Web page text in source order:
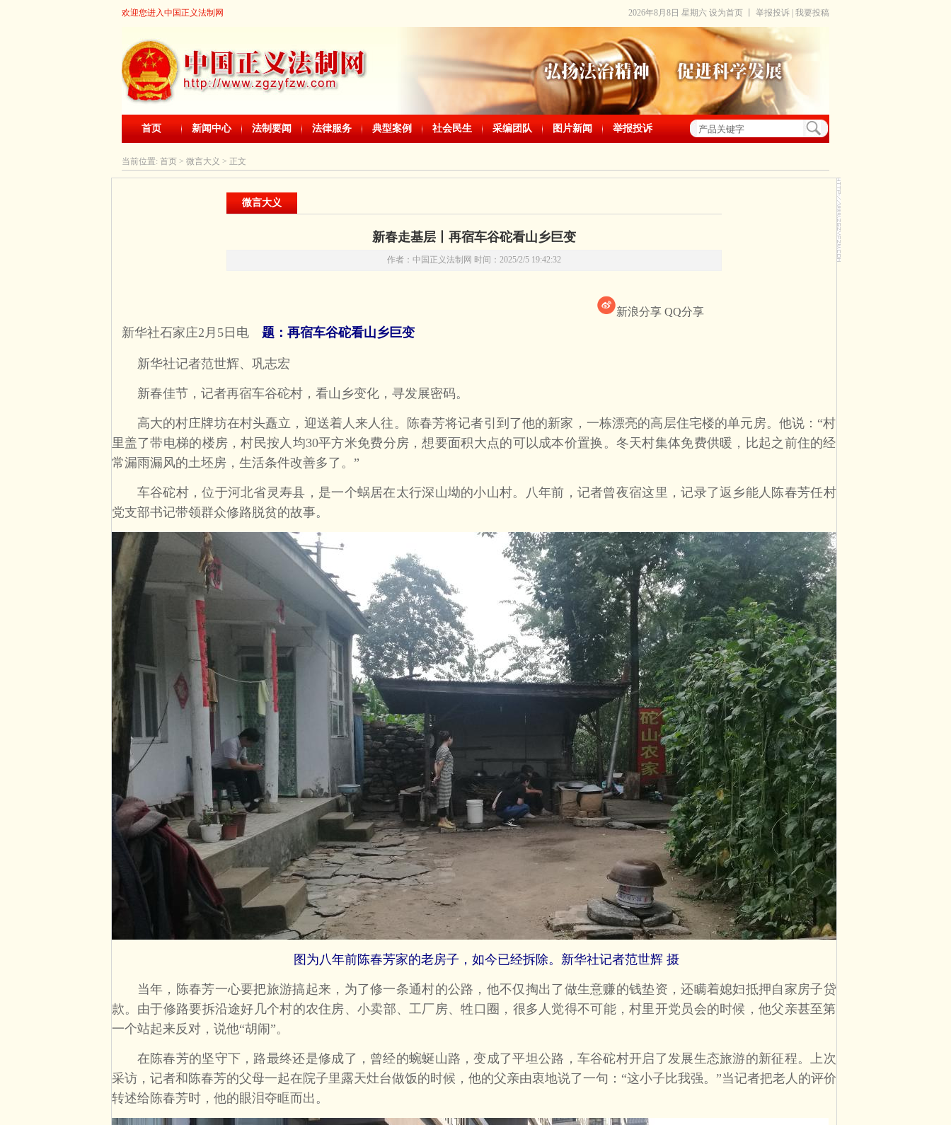
欢迎您进入中国正义法制网 2026年8月8日 星期六 设为首页 举报投诉 我要投稿
首页 新闻中心 法制要闻 法律服务 典型案例 社会民生 采编团队 图片新闻 举报投诉
当前位置: 首页 > 微言大义 > 正文
微言大义
新春走基层丨再宿车谷砣看山乡巨变
作者：中国正义法制网 时间：2025/2/5 19:42:32
新浪分享 QQ分享
新华社石家庄2月5日电 题：再宿车谷砣看山乡巨变
新华社记者范世辉、巩志宏
新春佳节，记者再宿车谷砣村，看山乡变化，寻发展密码。
高大的村庄牌坊在村头矗立，迎送着人来人往。陈春芳将记者引到了他的新家，一栋漂亮的高层住宅楼的单元房。他说：“村
里盖了带电梯的楼房，村民按人均30平方米免费分房，想要面积大点的可以成本价置换。冬天村集体免费供暖，比起之前住的经
常漏雨漏风的土坯房，生活条件改善多了。”
车谷砣村，位于河北省灵寿县，是一个蜗居在太行深山坳的小山村。八年前，记者曾夜宿这里，记录了返乡能人陈春芳任村
党支部书记带领群众修路脱贫的故事。
图为八年前陈春芳家的老房子，如今已经拆除。新华社记者范世辉 摄
当年，陈春芳一心要把旅游搞起来，为了修一条通村的公路，他不仅掏出了做生意赚的钱垫资，还瞒着媳妇抵押自家房子贷
款。由于修路要拆沿途好几个村的农住房、小卖部、工厂房、牲口圈，很多人觉得不可能，村里开党员会的时候，他父亲甚至第
一个站起来反对，说他“胡闹”。
在陈春芳的坚守下，路最终还是修成了，曾经的蜿蜒山路，变成了平坦公路，车谷砣村开启了发展生态旅游的新征程。上次
采访，记者和陈春芳的父母一起在院子里露天灶台做饭的时候，他的父亲由衷地说了一句：“这小子比我强。”当记者把老人的评价
转述给陈春芳时，他的眼泪夺眶而出。